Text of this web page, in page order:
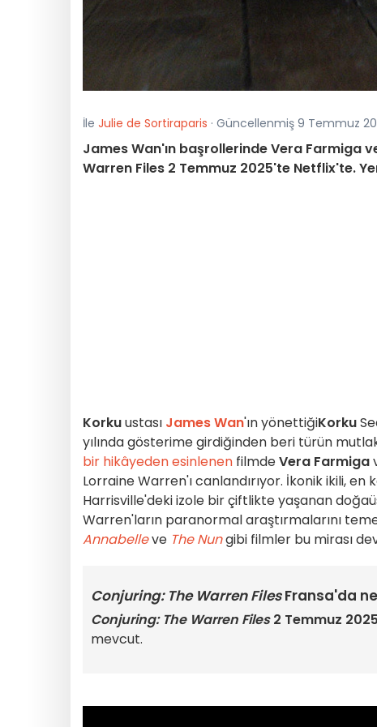
İle Julie de Sortiraparis · Güncellenmiş 9 Temmuz
James Wan'ın başrollerinde Vera Farmiga
Warren Files 2 Temmuz 2025'te Netflix'te.
Korkuustası James Wan'ın yönettiğiKorku
yılında gösterime girdiğinden beri türün
bir hikâyeden esinlenen filmdeVera Farmiga
Lorraine Warren'ı canlandırıyor. İkonik ikili,
Harrisville'deki izole bir çiftlikte yaşanan
Warren'ların paranormal araştırmalarını
Annabelleve The Nungibi filmler bu mirası
Conjuring: The Warren FilesFransa'da
Conjuring: The Warren Files 2 Temmuz 2025
mevcut.